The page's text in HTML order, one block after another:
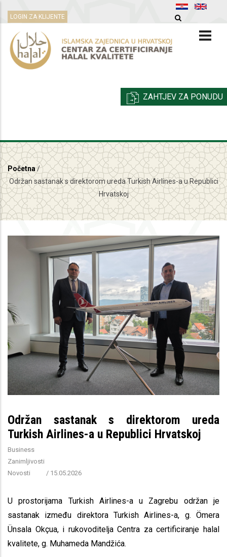
na
glavni
sadržaj
LOGIN ZA KLIJENTE
ZAHTJEV ZA PONUDU
Breadcrumb
Početna/
Održan sastanak s direktorom ureda Turkish Airlines-a u Republici
Hrvatskoj
Održan sastanak s direktorom ureda
Turkish Airlines-a u Republici Hrvatskoj
Business
Zanimljivosti
Novosti
/ 15.05.2026
U prostorijama Turkish Airlines-a u Zagrebu održan je
sastanak između direktora Turkish Airlines-a, g. Ömera
Ünsala Okçua, i rukovoditelja Centra za certificiranje halal
kvalitete, g. Muhameda Mandžića.